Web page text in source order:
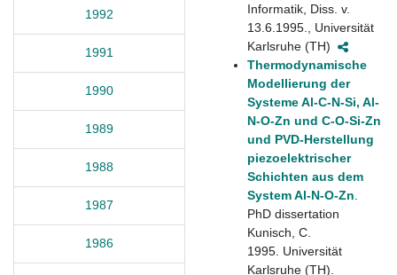
1992
1991
1990
1989
1988
1987
1986
Informatik, Diss. v.
13.6.1995., Universität
Karlsruhe (TH)
Thermodynamische
Modellierung der
Systeme Al-C-N-Si, Al-
N-O-Zn und C-O-Si-Zn
und PVD-Herstellung
piezoelektrischer
Schichten aus dem
System Al-N-O-Zn
PhD dissertation
Kunisch, C.
1995. Universität
Karlsruhe (TH).